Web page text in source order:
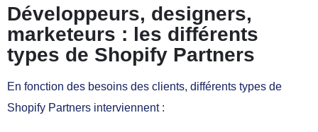
Développeurs, designers,
marketeurs : les différents
types de Shopify Partners
En fonction des besoins des clients, différents types de
Shopify Partners interviennent :